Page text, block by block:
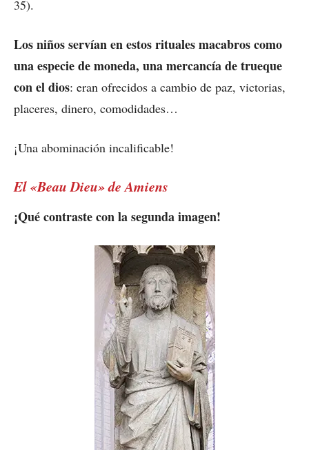
35).
Los niños servían en estos rituales macabros como
una especie de moneda, una mercancía de trueque
con el dios: eran ofrecidos a cambio de paz, victorias,
placeres, dinero, comodidades…
¡Una abominación incalificable!
El «Beau Dieu» de Amiens
¡Qué contraste con la segunda imagen!